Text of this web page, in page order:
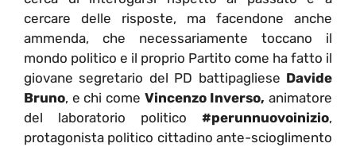
cercare delle risposte, ma facendone anche
ammenda, che necessariamente toccano il
mondo politico e il proprio Partito come ha fatto il
giovane segretario del PD battipagliese Davide
Bruno, e chi come Vincenzo Inverso, animatore
del laboratorio politico #perunnuovoinizio,
protagonista politico cittadino ante-scioglimento